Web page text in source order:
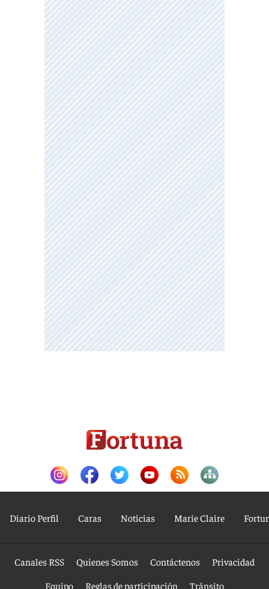
Diario Perfil Caras Noticias Marie Claire
Canales RSS Quienes Somos Contáctenos
Privacidad
Equipo
Reglas de participación Tránsito